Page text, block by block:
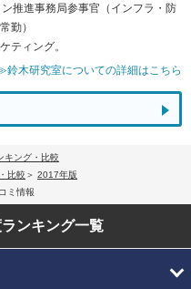
推進事務局参事官（インフラ・防
勤）
ティング。
鈴木研究室についての詳細はこちら
キング・比較
比較
2017年版
ミ情報
ランキング一覧